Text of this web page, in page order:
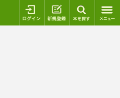
ログイン 新規登録